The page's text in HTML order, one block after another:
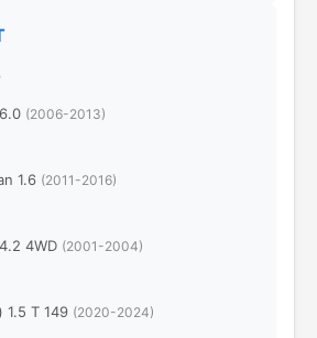
(2006-2013)
1.6 (2011-2016)
4WD (2001-2004)
1.5 T 149 (2020-2024)